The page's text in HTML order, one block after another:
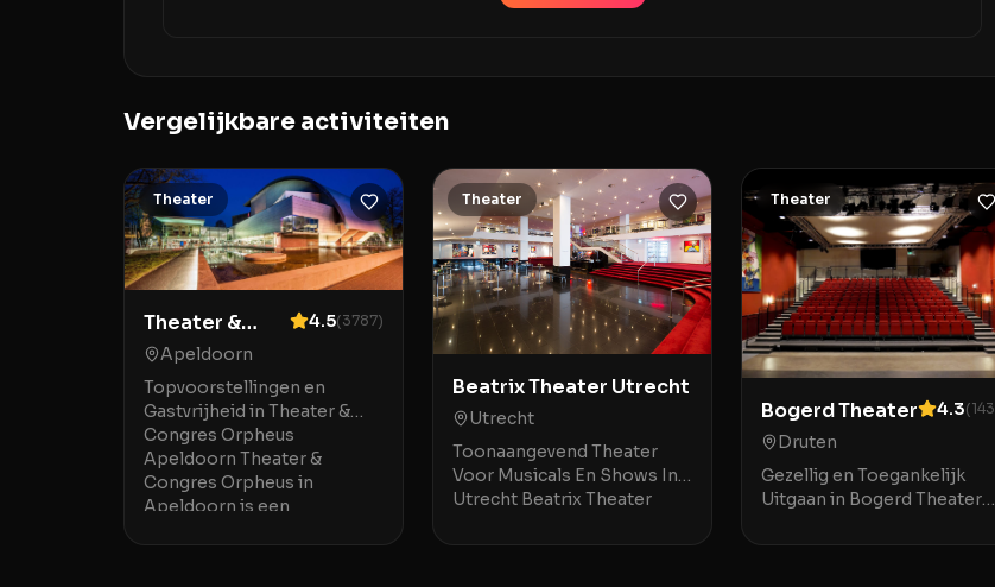
Vergelijkbare activiteiten
Theater
Theater &
Congres
Orpheus
4.5(3787)
Apeldoorn
Topvoorstellingen en
Gastvrijheid in Theater &
Congres Orpheus
Apeldoorn Theater &
Congres Orpheus in
Apeldoorn is een
Theater
Beatrix Theater Utrecht
Utrecht
Toonaangevend Theater
Voor Musicals En Shows In
Utrecht Beatrix Theater
Jaarbeursplein 6A, op een
Theater
Bogerd Theater 4.3(143
Druten
Gezellig en Toegankelijk
Uitgaan in Bogerd Theater
Druten biedt een warme en